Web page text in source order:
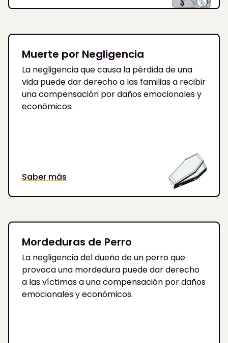
Muerte por Negligencia
La negligencia que causa la pérdida de una
vida puede dar derecho a las familias a recibir
una compensación por daños emocionales y
económicos.
Saber más
Mordeduras de Perro
La negligencia del dueño de un perro que
provoca una mordedura puede dar derecho
a las víctimas a una compensación por daños
emocionales y económicos.